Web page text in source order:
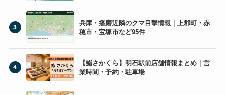
3
兵庫・播磨近隣のクマ目撃情報｜上郡町・赤
穂市・宝塚市など95件
4
【鮨さかくら】明石駅前店舗情報まとめ｜営
業時間・予約・駐車場